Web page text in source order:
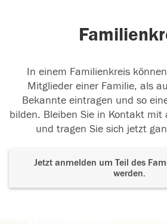
In einem Familienkreis
Mitglieder einer Familie, als
Bekannte eintragen und so
bilden. Bleiben Sie in Kontakt mit
und tragen Sie sich jetzt
Jetzt anmelden um Teil des
werden.